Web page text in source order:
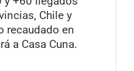
Chile y
recaudado en
a Casa Cuna.